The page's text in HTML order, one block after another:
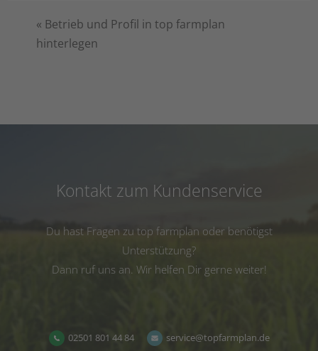
« Betrieb und Profil in top farmplan
hinterlegen
Kontakt zum Kundenservice
Du hast Fragen zu top farmplan oder benötigst
Unterstützung?
Dann ruf uns an. Wir helfen Dir gerne weiter!
02501 801 44 84 service@topfarmplan.de